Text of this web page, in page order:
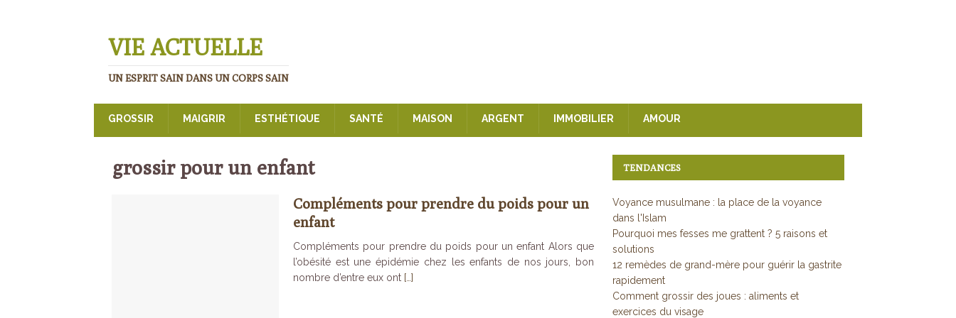
VIE ACTUELLE
UN ESPRIT SAIN DANS UN CORPS SAIN
GROSSIR MAIGRIR ESTHÉTIQUE SANTÉ MAISON ARGENT IMMOBILIER AMOUR
grossir pour un enfant
Compléments pour prendre du poids pour un
enfant
Compléments pour prendre du poids pour un enfant Alors que
l’obésité est une épidémie chez les enfants de nos jours, bon
nombre d’entre eux ont […]
TENDANCES
Voyance musulmane : la place de la voyance
dans l'Islam
Pourquoi mes fesses me grattent ? 5 raisons et
solutions
12 remèdes de grand-mère pour guérir la gastrite
rapidement
Comment grossir des joues : aliments et
exercices du visage